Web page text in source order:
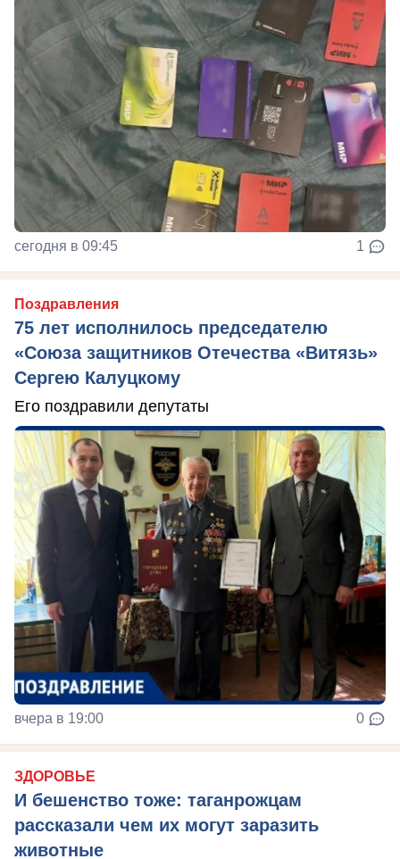
сегодня в 09:45 1
Поздравления
75 лет исполнилось председателю
«Союза защитников Отечества «Витязь»
Сергею Калуцкому
Его поздравили депутаты
вчера в 19:00 0
ЗДОРОВЬЕ
И бешенство тоже: таганрожцам
рассказали чем их могут заразить
животные